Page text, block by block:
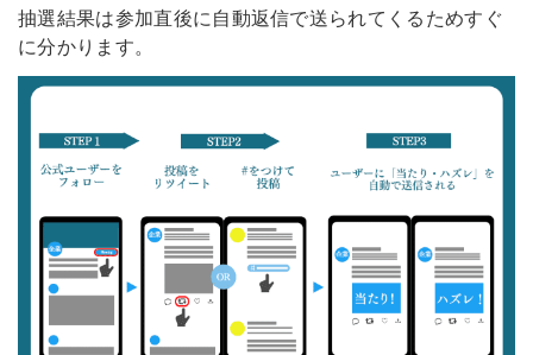
抽選結果は参加直後に自動返信で送られてくるためすぐ
に分かります。